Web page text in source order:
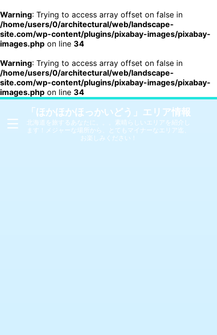
Warning: Trying to access array offset on false in
/home/users/0/architectural/web/landscape-
site.com/wp-content/plugins/pixabay-images/pixabay-
images.php on line 34
Warning: Trying to access array offset on false in
/home/users/0/architectural/web/landscape-
site.com/wp-content/plugins/pixabay-images/pixabay-
images.php on line 34
「ほかほかほっかいどう」エリア情報
北海道を旅するあなたに。。。素晴らしいエリアを紹介し
ます！メジャーな場所から、とてもマイナーなエリア迄、
お楽しみください！